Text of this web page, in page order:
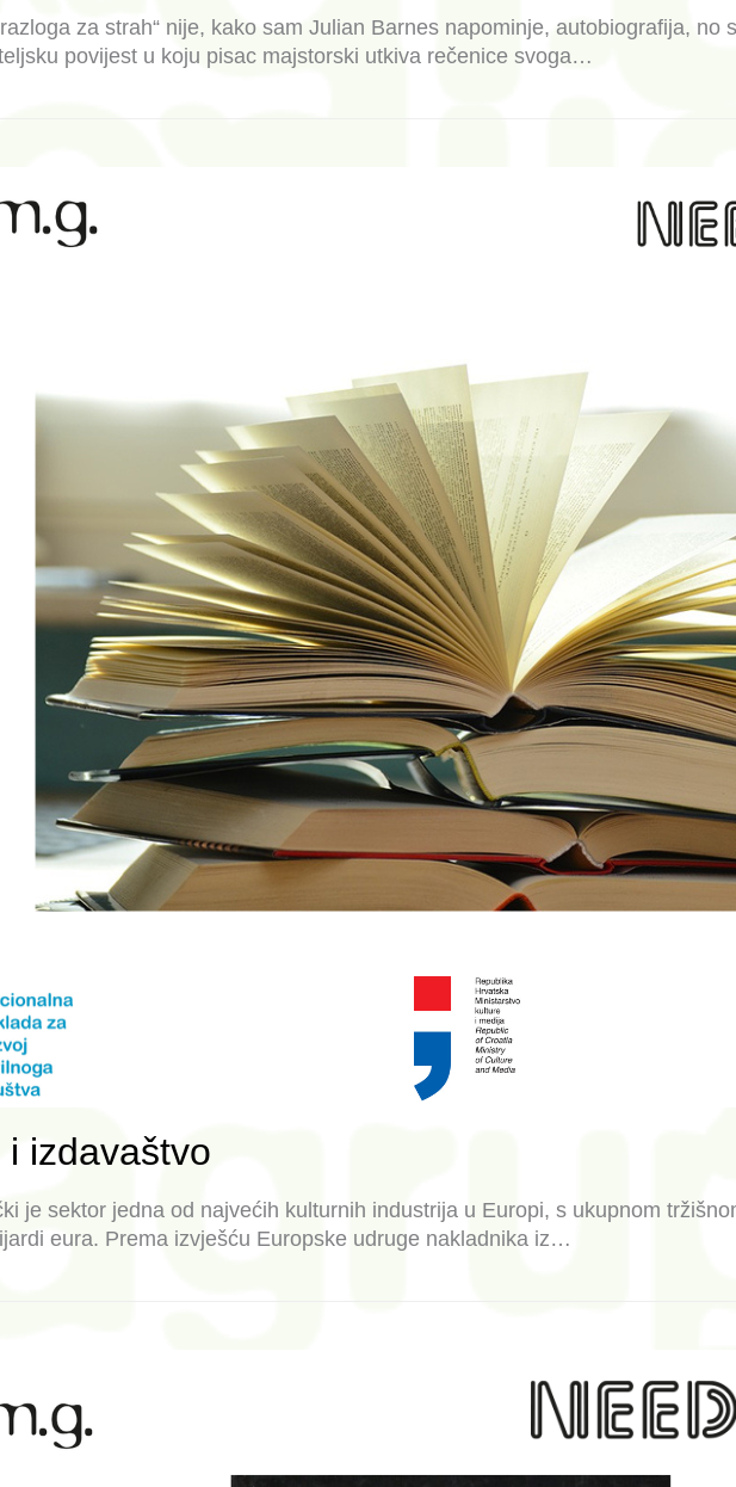
za strah“ nije, kako sam Julian Barnes napominje, autobiografija, no
povijest u koju pisac majstorski utkiva rečenice svoga…
i izdavaštvo
sektor jedna od najvećih kulturnih industrija u Europi, s ukupnom
eura. Prema izvješću Europske udruge nakladnika iz…